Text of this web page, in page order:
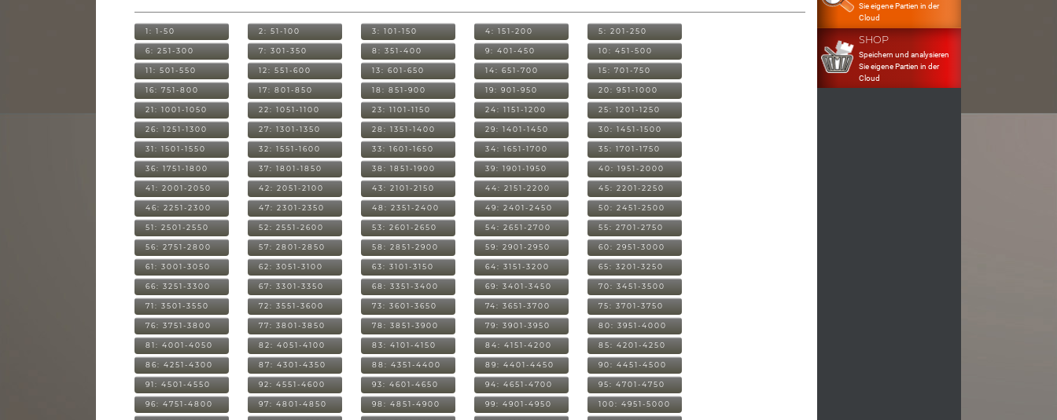
1: 1-50 2: 51-100 3: 101-150 4: 151-200 5: 201-250
6: 251-300 7: 301-350 8: 351-400 9: 401-450 10: 451-500
11: 501-550 12: 551-600 13: 601-650 14: 651-700 15: 701-750
16: 751-800 17: 801-850 18: 851-900 19: 901-950 20: 951-1000
21: 1001-1050 22: 1051-1100 23: 1101-1150 24: 1151-1200 25: 1201-1250
26: 1251-1300 27: 1301-1350 28: 1351-1400 29: 1401-1450 30: 1451-1500
31: 1501-1550 32: 1551-1600 33: 1601-1650 34: 1651-1700 35: 1701-1750
36: 1751-1800 37: 1801-1850 38: 1851-1900 39: 1901-1950 40: 1951-2000
41: 2001-2050 42: 2051-2100 43: 2101-2150 44: 2151-2200 45: 2201-2250
46: 2251-2300 47: 2301-2350 48: 2351-2400 49: 2401-2450 50: 2451-2500
51: 2501-2550 52: 2551-2600 53: 2601-2650 54: 2651-2700 55: 2701-2750
56: 2751-2800 57: 2801-2850 58: 2851-2900 59: 2901-2950 60: 2951-3000
61: 3001-3050 62: 3051-3100 63: 3101-3150 64: 3151-3200 65: 3201-3250
66: 3251-3300 67: 3301-3350 68: 3351-3400 69: 3401-3450 70: 3451-3500
71: 3501-3550 72: 3551-3600 73: 3601-3650 74: 3651-3700 75: 3701-3750
76: 3751-3800 77: 3801-3850 78: 3851-3900 79: 3901-3950 80: 3951-4000
81: 4001-4050 82: 4051-4100 83: 4101-4150 84: 4151-4200 85: 4201-4250
86: 4251-4300 87: 4301-4350 88: 4351-4400 89: 4401-4450 90: 4451-4500
91: 4501-4550 92: 4551-4600 93: 4601-4650 94: 4651-4700 95: 4701-4750
96: 4751-4800 97: 4801-4850 98: 4851-4900 99: 4901-4950 100: 4951-5000
Sie eigene Partien in der
Cloud
SHOP
Speichern und analysieren
Sie eigene Partien in der
Cloud